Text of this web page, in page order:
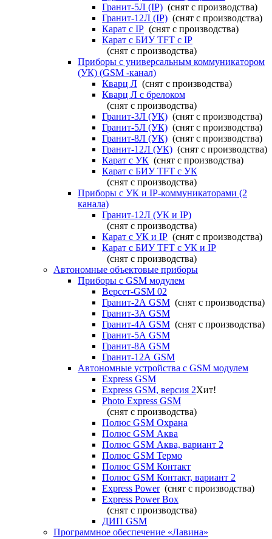
Гранит-5Л (IP) (снят с производства)
Гранит-12Л (IP) (снят с производства)
Карат с IP (снят с производства)
Карат с БИУ TFT с IP
(снят с производства)
Приборы с универсальным коммуникатором
(УК) (GSM -канал)
Кварц Л (снят с производства)
Кварц Л с брелоком
(снят с производства)
Гранит-3Л (УК) (снят с производства)
Гранит-5Л (УК) (снят с производства)
Гранит-8Л (УК) (снят с производства)
Гранит-12Л (УК) (снят с производства)
Карат с УК (снят с производства)
Карат с БИУ TFT с УК
(снят с производства)
Приборы с УК и IP-коммуникаторами (2
канала)
Гранит-12Л (УК и IP)
(снят с производства)
Карат с УК и IP (снят с производства)
Карат с БИУ TFT с УК и IP
(снят с производства)
Автономные объектовые приборы
Приборы с GSM модулем
Версет-GSM 02
Гранит-2А GSM (снят с производства)
Гранит-3А GSM
Гранит-4А GSM (снят с производства)
Гранит-5А GSM
Гранит-8А GSM
Гранит-12А GSM
Автономные устройства с GSM модулем
Express GSM
Express GSM, версия 2Хит!
Photo Express GSM
(снят с производства)
Полюс GSM Охрана
Полюс GSM Аква
Полюс GSM Аква, вариант 2
Полюс GSM Термо
Полюс GSM Контакт
Полюс GSM Контакт, вариант 2
Express Power(снят с производства)
Express Power Box
(снят с производства)
ДИП GSM
Программное обеспечение «Лавина»